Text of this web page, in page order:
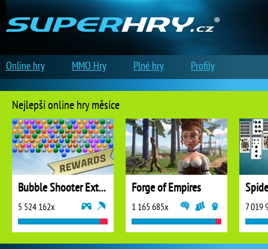
Nejlepší online hry měsíce
Bubble Shooter Extreme
5 524 162x
Forge of Empires
1 165 685x 7 019
Online hry MMO Hry Plné hry Profily